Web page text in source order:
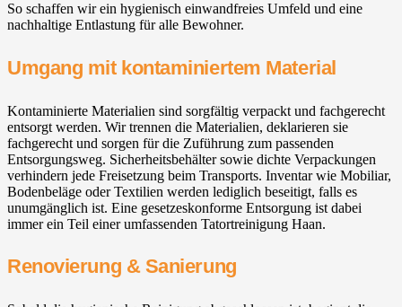
So schaffen wir ein hygienisch einwandfreies Umfeld und eine
nachhaltige Entlastung für alle Bewohner.
Umgang mit kontaminiertem Material
Kontaminierte Materialien sind sorgfältig verpackt und fachgerecht
entsorgt werden. Wir trennen die Materialien, deklarieren sie
fachgerecht und sorgen für die Zuführung zum passenden
Entsorgungsweg. Sicherheitsbehälter sowie dichte Verpackungen
verhindern jede Freisetzung beim Transports. Inventar wie Mobiliar,
Bodenbeläge oder Textilien werden lediglich beseitigt, falls es
unumgänglich ist. Eine gesetzeskonforme Entsorgung ist dabei
immer ein Teil einer umfassenden Tatortreinigung Haan.
Renovierung & Sanierung